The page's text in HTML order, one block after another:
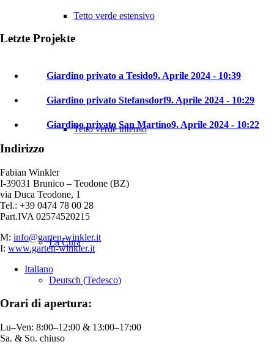
Tetto verde estensivo
Tetto verde intenso
La Cura
Letzte Projekte
Giardino privato a Tesido9. Aprile 2024 - 10:39
Giardino privato Stefansdorf9. Aprile 2024 - 10:29
Giardino privato San Martino9. Aprile 2024 - 10:22
Indirizzo
Fabian Winkler
I-39031 Brunico – Teodone (BZ)
via Duca Teodone, 1
Tel.: +39 0474 78 00 28
Part.IVA 02574520215
M: info@garten-winkler.it
I: www.garten-winkler.it
Italiano
Deutsch (Tedesco)
Orari di apertura:
Lu–Ven: 8:00–12:00 & 13:00–17:00
Sa. & So. chiuso